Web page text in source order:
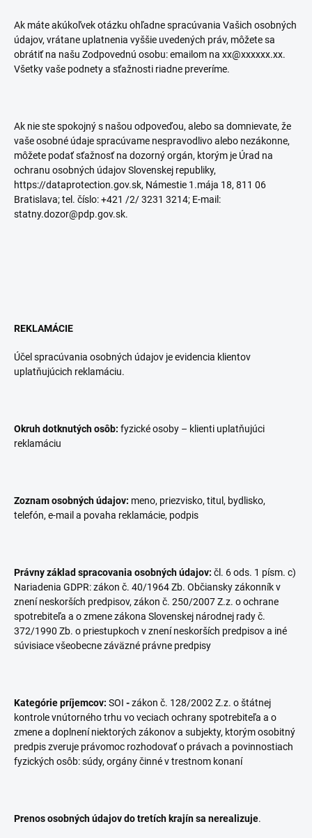
Ak máte akúkoľvek otázku ohľadne spracúvania Vašich osobných
údajov, vrátane uplatnenia vyššie uvedených práv, môžete sa
obrátiť na našu Zodpovednú osobu: emailom na xx@xxxxxx.xx.
Všetky vaše podnety a sťažnosti riadne preveríme.
Ak nie ste spokojný s našou odpoveďou, alebo sa domnievate, že
vaše osobné údaje spracúvame nespravodlivo alebo nezákonne,
môžete podať sťažnosť na dozorný orgán, ktorým je Úrad na
ochranu osobných údajov Slovenskej republiky,
https://dataprotection.gov.sk, Námestie 1.mája 18, 811 06
Bratislava; tel. číslo: +421 /2/ 3231 3214; E-mail:
statny.dozor@pdp.gov.sk.
REKLAMÁCIE
Účel spracúvania osobných údajov je evidencia klientov
uplatňujúcich reklamáciu.
Okruh dotknutých osôb: fyzické osoby – klienti uplatňujúci
reklamáciu
Zoznam osobných údajov: meno, priezvisko, titul, bydlisko,
telefón, e-mail a povaha reklamácie, podpis
Právny základ spracovania osobných údajov: čl. 6 ods. 1 písm. c)
Nariadenia GDPR: zákon č. 40/1964 Zb. Občiansky zákonník v
znení neskorších predpisov, zákon č. 250/2007 Z.z. o ochrane
spotrebiteľa a o zmene zákona Slovenskej národnej rady č.
372/1990 Zb. o priestupkoch v znení neskorších predpisov a iné
súvisiace všeobecne záväzné právne predpisy
Kategórie príjemcov: SOI -zákon č. 128/2002 Z.z. o štátnej
kontrole vnútorného trhu vo veciach ochrany spotrebiteľa a o
zmene a doplnení niektorých zákonov a subjekty, ktorým osobitný
predpis zveruje právomoc rozhodovať o právach a povinnostiach
fyzických osôb: súdy, orgány činné v trestnom konaní
Prenos osobných údajov do tretích krajín sa nerealizuje.